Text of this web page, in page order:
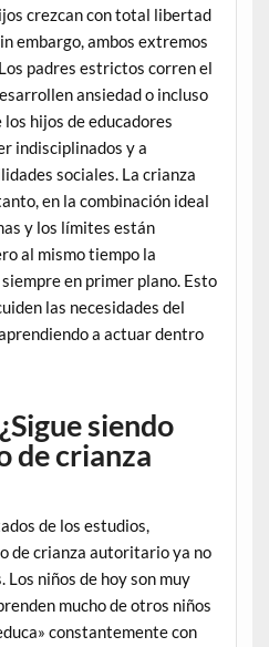
crezcan con total libertad
embargo, ambos extremos
padres estrictos corren el
ansiedad o incluso
hijos de educadores
indisciplinados y a
sociales. La crianza
en la combinación ideal
y los límites están
al mismo tiempo la
en primer plano. Esto
las necesidades del
a actuar dentro
siendo
de crianza
de los estudios,
de crianza autoritario ya no
Los niños de hoy son muy
mucho de otros niños
constantemente con